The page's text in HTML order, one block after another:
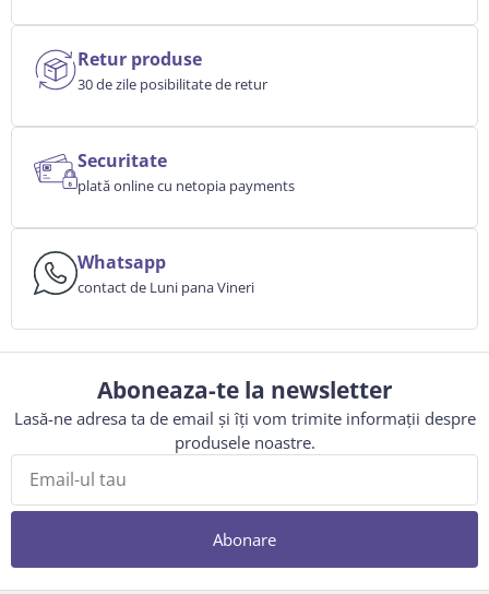
Retur produse
30 de zile posibilitate de retur
Securitate
plată online cu netopia payments
Whatsapp
contact de Luni pana Vineri
Aboneaza-te la newsletter
Lasă-ne adresa ta de email și îți vom trimite informații despre
produsele noastre.
Abonare